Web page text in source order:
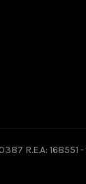
R.E.A: 168551 -